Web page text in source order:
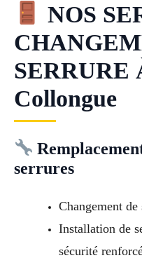
NOS
SERRURE
Collongue
serrures
Changement
Installation de
sécurité